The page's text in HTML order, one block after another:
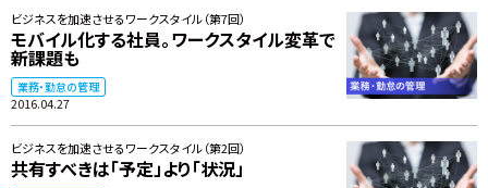
ビジネスを加速させるワークスタイル（第7回）
モバイル化する社員。ワークスタイル変革で
新課題も
業務・勤怠の管理
2016.04.27
ビジネスを加速させるワークスタイル（第2回）
共有すべきは「予定」より「状況」